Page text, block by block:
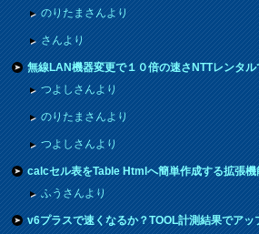
のりたまさんより
さんより
無線LAN機器変更で１０倍の速さNTTレンタ
つよしさんより
のりたまさんより
つよしさんより
calcセル表をTable Htmlへ簡単作成する拡張
ふうさんより
v6プラスで速くなるか？TOOL計測結果でアッ